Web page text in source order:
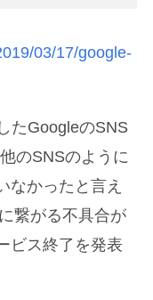
03/17/google-
たGoogleのSNS
のSNSのように
なかったと言え
繋がる不具合が
ビス終了を発表